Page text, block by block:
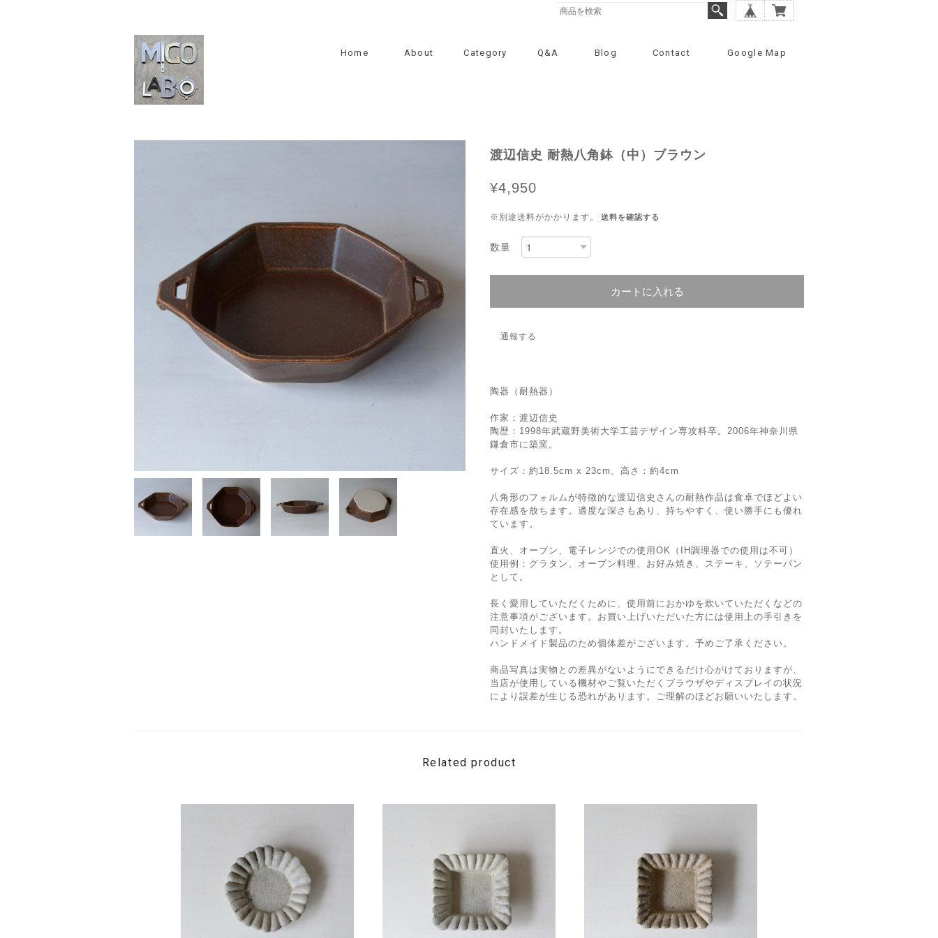
Home About Category Q&A Blog Contact Google Map
渡辺信史 耐熱八角鉢（中）ブラウン
¥4,950
※別途送料がかかります。 送料を確認する
数量
カートに入れる
通報する
陶器（耐熱器）
作家：渡辺信史
陶歴：1998年武蔵野美術大学工芸デザイン専攻科卒。2006年神奈川県
鎌倉市に築窯。
サイズ：約18.5cm x 23cm、高さ：約4cm
八角形のフォルムが特徴的な渡辺信史さんの耐熱作品は食卓でほどよい
存在感を放ちます。適度な深さもあり、持ちやすく、使い勝手にも優れ
ています。
直火、オーブン、電子レンジでの使用OK（IH調理器での使用は不可）
使用例：グラタン、オーブン料理、お好み焼き、ステーキ、ソテーパン
として。
長く愛用していただくために、使用前におかゆを炊いていただくなどの
注意事項がございます。お買い上げいただいた方には使用上の手引きを
同封いたします。
ハンドメイド製品のため個体差がございます。予めご了承ください。
商品写真は実物との差異がないようにできるだけ心がけておりますが、
当店が使用している機材やご覧いただくブラウザやディスプレイの状況
により誤差が生じる恐れがあります。ご理解のほどお願いいたします。
Related product